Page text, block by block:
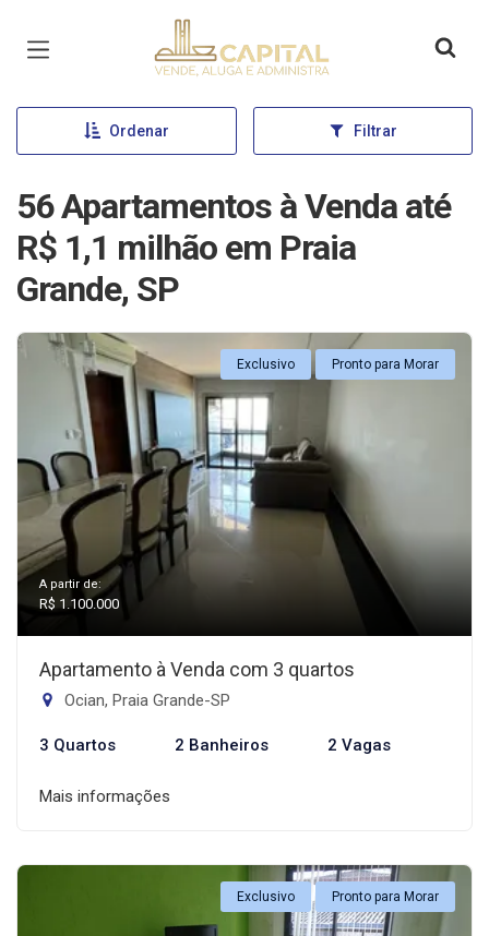
Página inicial
Ordenar Filtrar
56 Apartamentos à Venda até
R$ 1,1 milhão em Praia
Grande, SP
Exclusivo Pronto para Morar
A partir de:
R$ 1.100.000
Apartamento à Venda com 3 quartos
Ocian, Praia Grande-SP
3 Quartos 2 Banheiros 2 Vagas
Mais informações
Exclusivo Pronto para Morar